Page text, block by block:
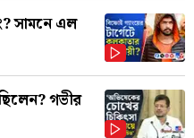
সামনে এল
গভীর